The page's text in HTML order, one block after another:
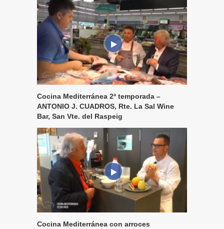
Cocina Mediterránea 2ª temporada –
ANTONIO J. CUADROS, Rte. La Sal Wine
Bar, San Vte. del Raspeig
Cocina Mediterránea con arroces